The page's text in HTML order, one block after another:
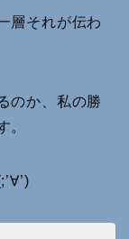
層それが伝わ
のか、私の勝
。